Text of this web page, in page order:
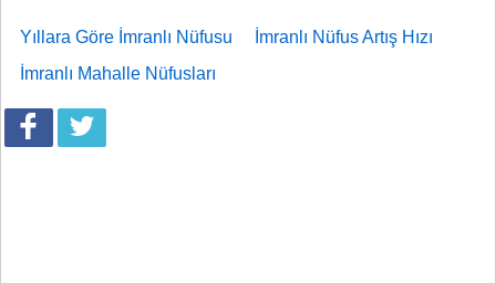
Yıllara Göre İmranlı Nüfusu
İmranlı Nüfus Artış Hızı
İmranlı Mahalle Nüfusları